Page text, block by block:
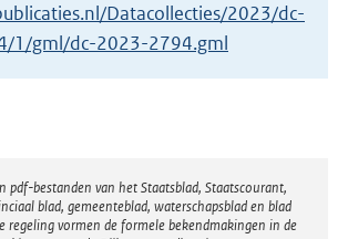
Datacollecties/2023/dc-
1/gml/dc-2023-2794.gml
pdf-bestanden van het Staatsblad, Staatscourant,
blad, gemeenteblad, waterschapsblad en blad
regeling vormen de formele bekendmakingen in de